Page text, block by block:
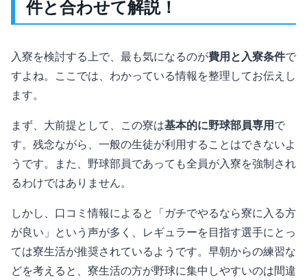
件と合わせて解説！
入寮を検討する上で、最も気になるのが費用と入寮条件で
すよね。ここでは、わかっている情報を整理してお伝えし
ます。
まず、大前提として、この寮は基本的に野球部員専用 で
す。残念ながら、一般の生徒が利用することはできないよ
うです。また、野球部員であっても全員が入寮を強制され
るわけではありません。
しかし、口コミ情報によると「ガチでやるなら寮に入る方
が良い」という声が多く、レギュラーを目指す選手にとっ
ては寮生活が推奨されているようです。早朝からの練習な
どを考えると、寮生活の方が野球に集中しやすいのは間違